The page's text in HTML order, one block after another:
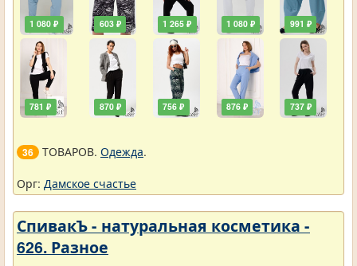
1 080 ₽
781 ₽
603 ₽
870 ₽
1 265 ₽
756 ₽
1 080 ₽
876 ₽
991 ₽
737 ₽
36 ТОВАРОВ. Одежда.
Орг: Дамское счастье
СпивакЪ - натуральная косметика -
626. Разное